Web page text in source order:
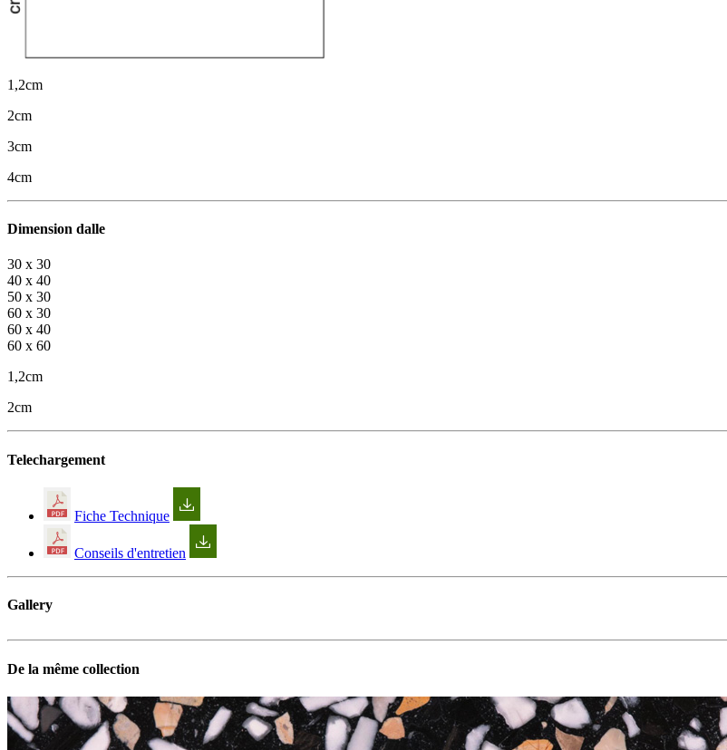
1,2cm
2cm
3cm
4cm
Dimension dalle
30 x 30
40 x 40
50 x 30
60 x 30
60 x 40
60 x 60
1,2cm
2cm
Telechargement
Fiche Technique
Conseils d'entretien
Gallery
De la même collection